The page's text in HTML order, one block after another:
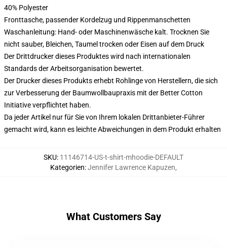
40% Polyester
Fronttasche, passender Kordelzug und Rippenmanschetten
Waschanleitung: Hand- oder Maschinenwäsche kalt. Trocknen Sie
nicht sauber, Bleichen, Taumel trocken oder Eisen auf dem Druck
Der Drittdrucker dieses Produktes wird nach internationalen
Standards der Arbeitsorganisation bewertet.
Der Drucker dieses Produkts erhebt Rohlinge von Herstellern, die sich
zur Verbesserung der Baumwollbaupraxis mit der Better Cotton
Initiative verpflichtet haben.
Da jeder Artikel nur für Sie von Ihrem lokalen Drittanbieter-Führer
gemacht wird, kann es leichte Abweichungen in dem Produkt erhalten
SKU: 11146714-US-t-shirt-mhoodie-DEFAULT
Kategorien:Jennifer Lawrence Kapuzen,
What Customers Say